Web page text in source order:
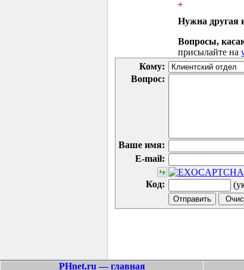
Нужна другая
Вопросы,
присылайте на
Кому:
Вопрос:
Ваше имя:
E-mail:
Код:
PHnet.ru — главная